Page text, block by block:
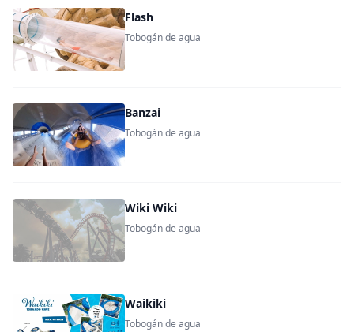
Flash
Tobogán de agua
Banzai
Tobogán de agua
Wiki Wiki
Tobogán de agua
Waikiki
Tobogán de agua